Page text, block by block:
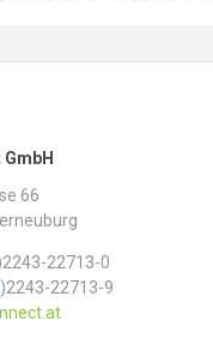
66
22713-0
22713-9